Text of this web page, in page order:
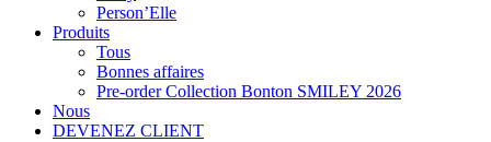
Person’Elle
Produits
Tous
Bonnes affaires
Pre-order Collection Bonton SMILEY 2026
Nous
DEVENEZ CLIENT